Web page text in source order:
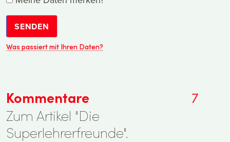
SENDEN
Was passiert mit Ihren Daten?
Kommentare
7
Zum Artikel "Die
Superlehrerfreunde".